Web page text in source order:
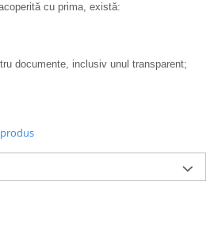
cu prima, există:
documente, inclusiv unul transparent;